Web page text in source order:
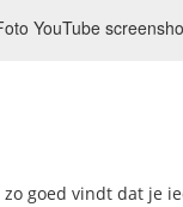
YouTube
goed vindt dat je